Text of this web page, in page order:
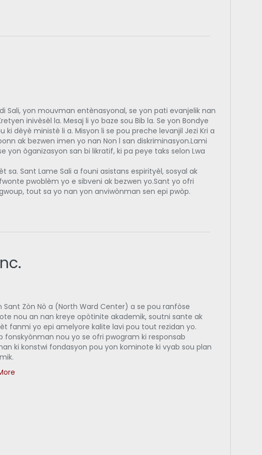
Sali, yon mouvman entènasyonal, se yon pati evanjelik nan
inivèsèl la. Mesaj li yo baze sou Bib la. Se yon Bondye
ki dèyè ministè li a. Misyon li se pou preche levanjil Jezi Kri a
ak bezwen imen yo nan Non l san diskriminasyon.Lami
yon òganizasyon san bi likratif, ki pa peye taks selon Lwa
Sant Lame Sali a founi asistans espirityèl, sosyal ak
pwoblèm yo e sibveni ak bezwen yo.Sant yo ofri
tout sa yo nan yon anviwònman sen epi pwòp.
Sant Zòn Nò a (North Ward Center) a se pou ranfòse
nou an nan kreye opòtinite akademik, soutni sante ak
fanmi yo epi amelyore kalite lavi pou tout rezidan yo.
fonskyònman nou yo se ofri pwogram ki responsab
ki konstwi fondasyon pou yon kominote ki vyab sou plan